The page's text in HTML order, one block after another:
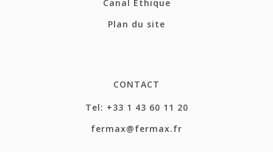
Canal Éthique
Plan du site
CONTACT
Tel: +33 1 43 60 11 20
fermax@fermax.fr